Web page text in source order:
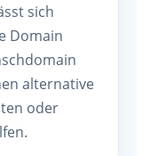
sich
Domain
alternative
oder